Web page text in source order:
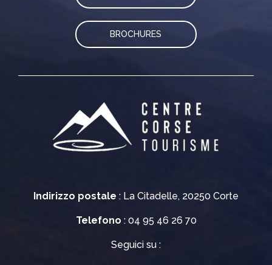
Indirizzo postale : La Citadelle, 20250 Corte
Telefono : 04 95 46 26 70
Seguici su :
BROCHURES